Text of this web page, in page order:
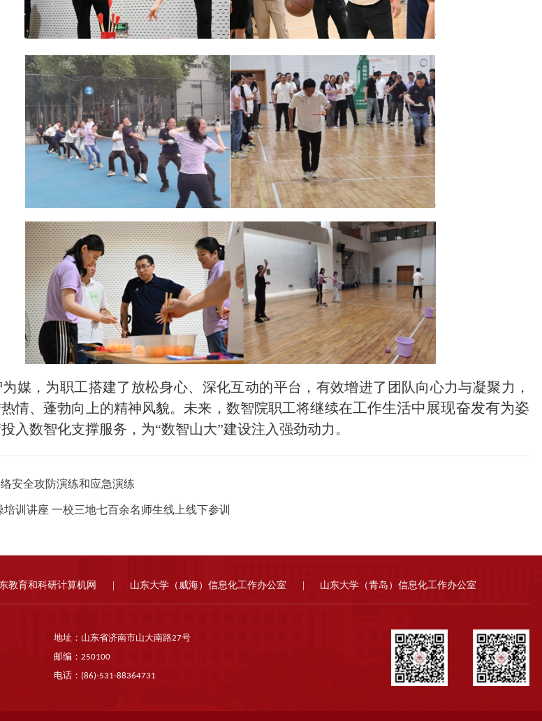
媒，为职工搭建了放松身心、深化互动的平台，有效增进了团队向心力与凝聚力，
情、蓬勃向上的精神风貌。未来，数智院职工将继续在工作生活中展现奋发有为姿
入数智化支撑服务，为“数智山大”建设注入强劲动力。
安全攻防演练和应急演练
培训讲座 一校三地七百余名师生线上线下参训
教育和科研计算机网 | 山东大学（威海）信息化工作办公室 | 山东大学（青岛）信息化工作办公室
地址：山东省济南市山大南路27号
邮编：250100
电话：(86)-531-88364731